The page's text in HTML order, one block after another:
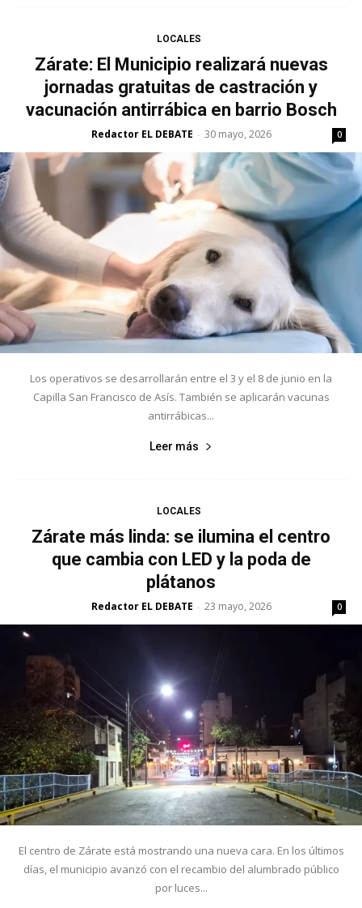
LOCALES
Zárate: El Municipio realizará nuevas
jornadas gratuitas de castración y
vacunación antirrábica en barrio Bosch
Redactor EL DEBATE - 30 mayo, 2026 0
Los operativos se desarrollarán entre el 3 y el 8 de junio en la
Capilla San Francisco de Asís. También se aplicarán vacunas
antirrábicas...
Leer más
LOCALES
Zárate más linda: se ilumina el centro
que cambia con LED y la poda de
plátanos
Redactor EL DEBATE - 23 mayo, 2026 0
El centro de Zárate está mostrando una nueva cara. En los últimos
días, el municipio avanzó con el recambio del alumbrado público
por luces...